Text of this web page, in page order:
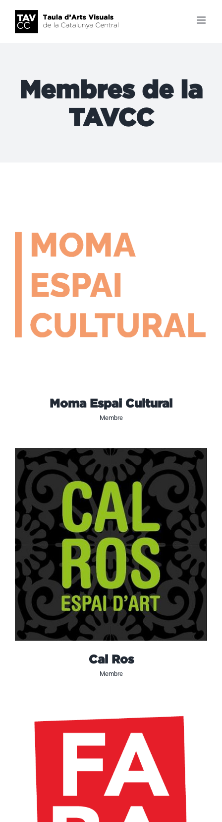
content
Membres de la
TAVCC
Moma Espai Cultural
Membre
Cal Ros
Membre